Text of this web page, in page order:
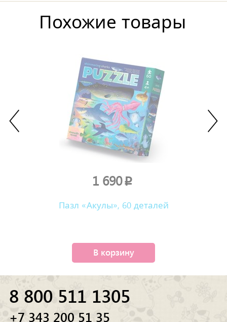
Похожие товары
1 690p
Пазл «Акулы», 60 деталей
В корзину
8 800 511 1305
+7 343 200 51 35